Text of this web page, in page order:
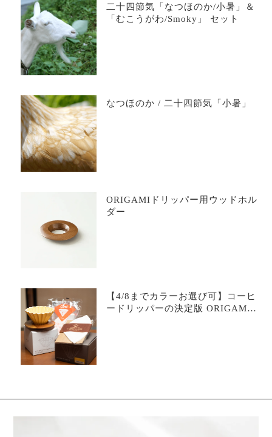
二十四節気「なつほのか/小暑」＆
「むこうがわ/Smoky」 セット
なつほのか / 二十四節気「小暑」
ORIGAMIドリッパー用ウッドホル
ダー
【4/8までカラーお選び可】コーヒ
ードリッパーの決定版 ORIGAMI